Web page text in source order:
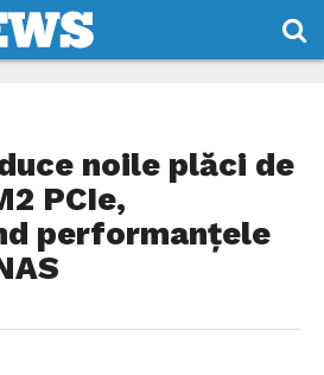
noile plăci de
PCIe,
performanțele